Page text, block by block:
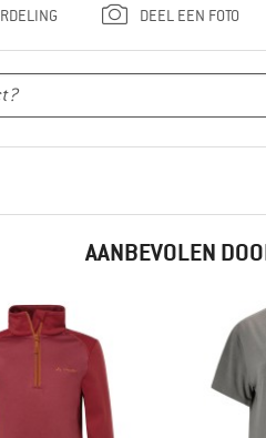
DEEL EEN FOTO
AANBEVOLEN